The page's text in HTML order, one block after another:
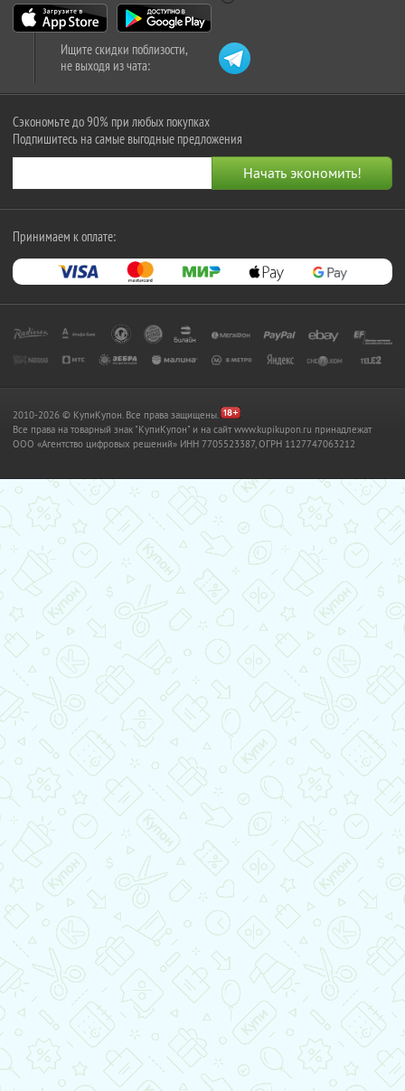
Ищите скидки поблизости,
не выходя из чата:
Сэкономьте до 90% при любых покупках
Подпишитесь на самые выгодные предложения
Принимаем к оплате:
2010-2026 © КупиКупон. Все права защищены.
Все права на товарный знак "КупиКупон" и на сайт www.kupikupon.ru принадлежат
OOO «Агентство цифровых решений» ИНН 7705523387, ОГРН 1127747063212